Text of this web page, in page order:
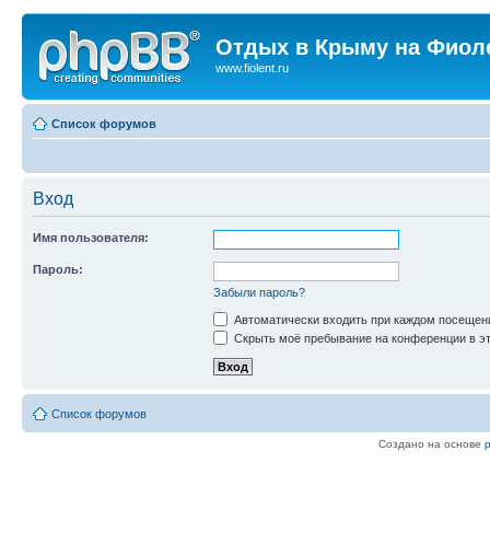
Отдых в Крыму на
www.fiolent.ru
Список форумов
Вход
Имя пользователя:
Пароль:
Забыли пароль?
Автоматически входить при каждом
Скрыть моё пребывание на конференции в
Список форумов
Создано на основе